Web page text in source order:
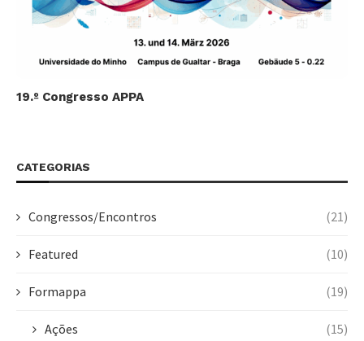
19.º Congresso APPA
CATEGORIAS
Congressos/Encontros (21)
Featured (10)
Formappa (19)
Ações (15)